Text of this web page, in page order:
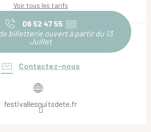
Voir tous les tarifs
06 52 47 55 ▒▒
billetterie ouvert à partir du 13
Juillet
Contactez-nous
festivallesnuitsdete.fr